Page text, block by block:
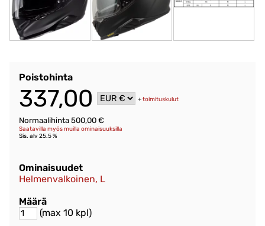
Poistohinta
337,00 +toimituskulut
Normaalihinta 500,00 €
Saatavilla myös muilla ominaisuuksilla
Sis. alv 25.5 %
Ominaisuudet
Helmenvalkoinen, L
Määrä
(max 10 kpl)